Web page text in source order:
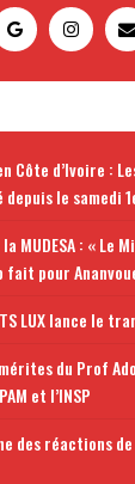
Côte d’Ivoire :
le samedi
MUDESA : « Le
fait pour
LUX lance le
du Prof
et l’INSP
des réactions